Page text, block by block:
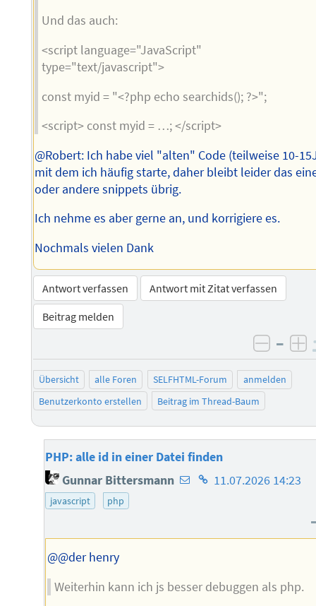
Und das auch:
<script language="JavaScript"
type="text/javascript">
const myid = "<?php echo searchids(); ?>";
<script> const myid = …; </script>
@Robert: Ich habe viel "alten" Code (teilweise 10-
mit dem ich häufig starte, daher bleibt leider das
oder andere snippets übrig.
Ich nehme es aber gerne an, und korrigiere es.
Nochmals vielen Dank
Antwort verfassen
Antwort mit Zitat verfassen
Beitrag melden
–
Übersicht alle Foren SELFHTML-Forum
anmelden
Benutzerkonto erstellen
Beitrag im Thread-Baum
PHP: alle id in einer Datei finden
Gunnar Bittersmann E-
des
Homepage
11.07.2026 14:23
javascript php
@@der henry
Weiterhin kann ich js besser debuggen als php.